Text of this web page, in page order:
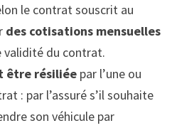
le contrat souscrit au
des cotisations mensuelles
validité du contrat.
être résiliée par l’une ou
: par l’assuré s’il souhaite
son véhicule par